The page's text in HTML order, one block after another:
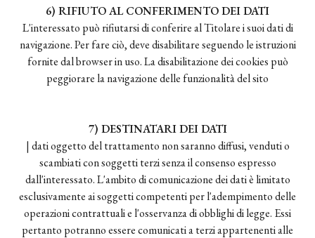
6) RIFIUTO AL CONFERIMENTO DEI DATI
L'interessato può rifiutarsi di conferire al Titolare i suoi dati di
navigazione. Per fare ciò, deve disabilitare seguendo le istruzioni
fornite dal browser in uso. La disabilitazione dei cookies può
peggiorare la navigazione delle funzionalità del sito
7) DESTINATARI DEI DATI
| dati oggetto del trattamento non saranno diffusi, venduti o
scambiati con soggetti terzi senza il consenso espresso
dall'interessato. L'ambito di comunicazione dei dati è limitato
esclusivamente ai soggetti competenti per l'adempimento delle
operazioni contrattuali e l'osservanza di obblighi di legge. Essi
pertanto potranno essere comunicati a terzi appartenenti alle